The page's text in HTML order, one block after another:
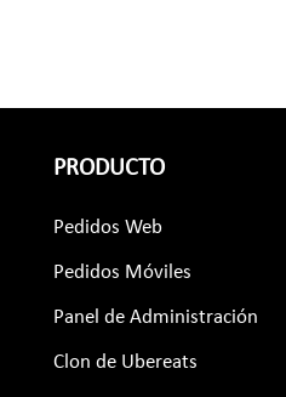
PRODUCTO
Pedidos Web
Pedidos Móviles
Panel de Administración
Clon de Ubereats